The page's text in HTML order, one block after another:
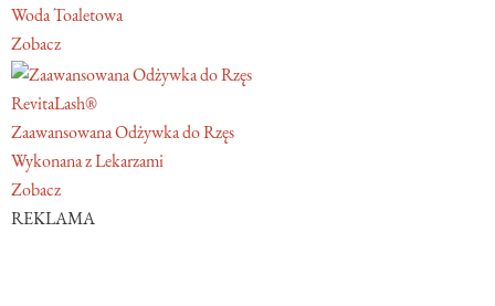
Woda Toaletowa
Zobacz
RevitaLash®
Zaawansowana Odżywka do Rzęs
Wykonana z Lekarzami
Zobacz
REKLAMA